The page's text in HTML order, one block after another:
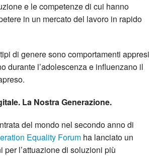
e le competenze di cui hanno
in un mercato del lavoro in rapido
di genere sono comportamenti appresi
durante l’adolescenza e influenzano il
La Nostra Generazione.
del mondo nel secondo anno di
Equality Forum ha lanciato un
per l’attuazione di soluzioni più